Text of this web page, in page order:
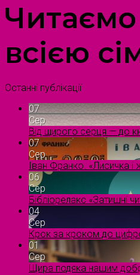
Читаємо
всією
Останні публікації
07
Сер
Від щирого серця — до
07
Сер
Іван Франко. «Лисичка і
06
Сер
Бібліорелакс «Затишні
04
Сер
Крок за кроком до
01
Сер
Щира подяка нашим